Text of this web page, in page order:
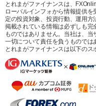
とれまがファイナンスは、
ローバルインフォから情報提供
定の投資対象、投資行動、運用
掲載されている情報は必ずしも
ものではありません。当社は、
一切について責任を負うものでは
とれまがファイナンスは以下のス